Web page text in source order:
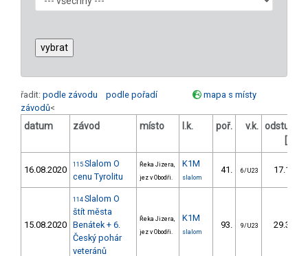
řadit: podle závodu podle pořadí
mapa s místy
závodů<
datum závod místo l.k. poř. v.k. odstup
16.08.2020 115 Slalom O
cenu Tyrolitu
Řeka Jizera,
jez v Obodři.
K1M
slalom
41. 6/U23 17.15
15.08.2020
114 Slalom O
štít města
Benátek + 6.
Český pohár
veteránů
Řeka Jizera,
jez v Obodři.
K1M
slalom
93. 9/U23 29.32